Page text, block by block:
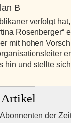
B
verfolgt
Rosenberger“
mit hohen
hin und stellte
der